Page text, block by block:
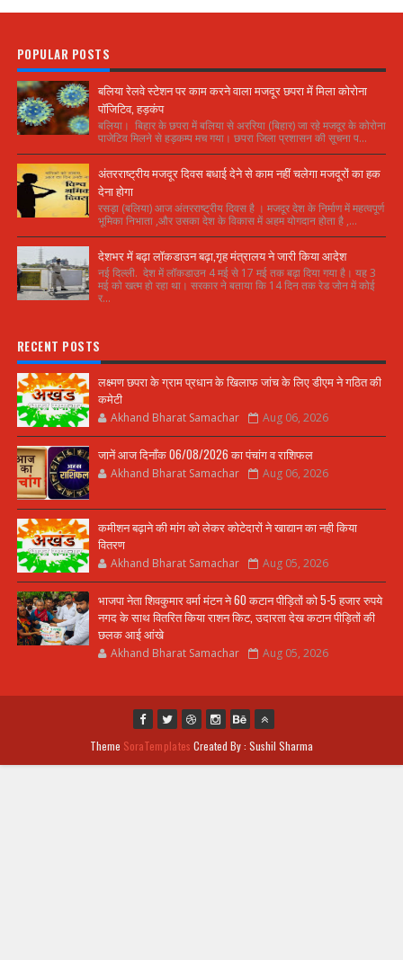
POPULAR POSTS
बलिया रेलवे स्टेशन पर काम करने वाला मजदूर छपरा में मिला कोरोना
पॉजिटिव, हड़कंप
बलिया। बिहार के छपरा में बलिया से अररिया (बिहार) जा रहे मजदूर के कोरोना
पाजेटिव मिलने से हड़कम्प मच गया। छपरा जिला प्रशासन की सूचना प...
अंतरराष्ट्रीय मजदूर दिवस बधाई देने से काम नहीं चलेगा मजदूरों का हक
देना होगा
रसड़ा (बलिया) आज अंतरराष्ट्रीय दिवस है । मजदूर देश के निर्माण में महत्वपूर्ण
भूमिका निभाता ,और उसका देश के विकास में अहम योगदान होता है ,...
देशभर में बढ़ा लॉकडाउन बढ़ा,गृह मंत्रालय ने जारी किया आदेश
नई दिल्ली. देश में लॉकडाउन 4 मई से 17 मई तक बढ़ा दिया गया है। यह 3
मई को खत्म हो रहा था। सरकार ने बताया कि 14 दिन तक रेड जोन में कोई
र...
RECENT POSTS
लक्ष्मण छपरा के ग्राम प्रधान के खिलाफ जांच के लिए डीएम ने गठित की
कमेटी
Akhand Bharat Samachar Aug 06, 2026
जानें आज दिनाँक 06/08/2026 का पंचांग व राशिफल
Akhand Bharat Samachar Aug 06, 2026
कमीशन बढ़ाने की मांग को लेकर कोटेदारों ने खाद्यान का नही किया
वितरण
Akhand Bharat Samachar Aug 05, 2026
भाजपा नेता शिवकुमार वर्मा मंटन ने 60 कटान पीड़ितों को 5-5 हजार रुपये
नगद के साथ वितरित किया राशन किट, उदारता देख कटान पीड़ितों की
छलक आई आंखे
Akhand Bharat Samachar Aug 05, 2026
Theme SoraTemplates Created By : Sushil Sharma